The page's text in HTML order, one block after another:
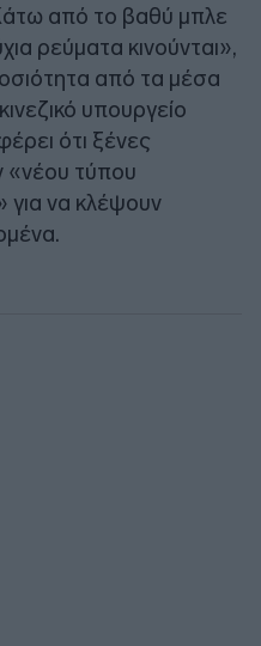
από το βαθύ μπλε
ρεύματα κινούνται»,
από τα μέσα
υπουργείο
ότι ξένες
«νέου τύπου
για να κλέψουν